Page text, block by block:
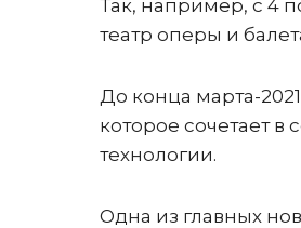
Так, например, с 4
театр оперы и
До конца марта-
которое сочетает
технологии.
Одна из главных